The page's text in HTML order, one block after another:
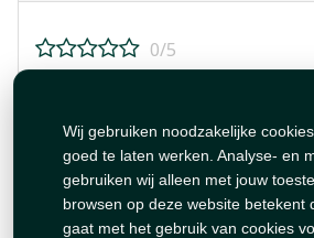
Wij gebruiken noodzakelijke
goed te laten werken. Analyse- en
gebruiken wij alleen met jouw
browsen op deze website betekent
gaat met het gebruik van cookies
0/5